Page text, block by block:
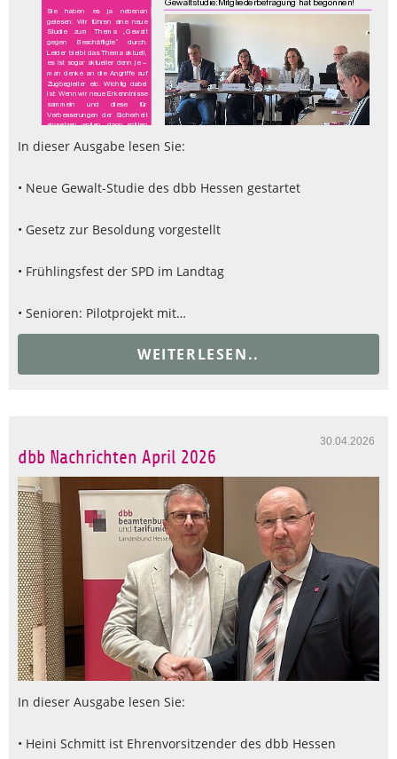
In dieser Ausgabe lesen Sie:
• Neue Gewalt-Studie des dbb Hessen gestartet
• Gesetz zur Besoldung vorgestellt
• Frühlingsfest der SPD im Landtag
• Senioren: Pilotprojekt mit…
WEITERLESEN..
30.04.2026
dbb Nachrichten April 2026
In dieser Ausgabe lesen Sie:
• Heini Schmitt ist Ehrenvorsitzender des dbb Hessen